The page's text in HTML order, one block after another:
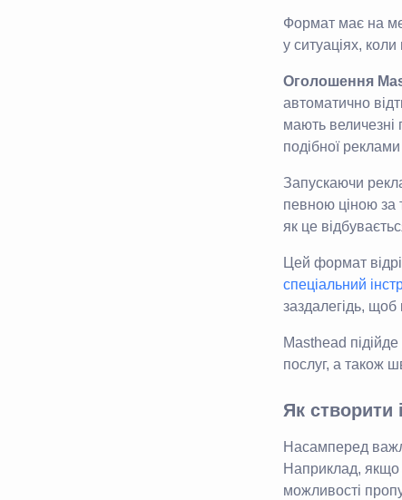
Формат має на
у ситуаціях,
Оголошення
автоматично
мають величезні
подібної
Запускаючи
певною ціною за
як це
Цей формат
спеціальний
заздалегідь, щоб
Masthead
послуг, а також
Як створити
Насамперед
Наприклад, якщо
можливості